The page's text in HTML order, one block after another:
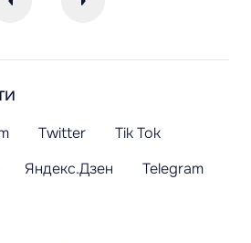
Twitter
Tik Tok
Яндекс.Дзен
Telegram